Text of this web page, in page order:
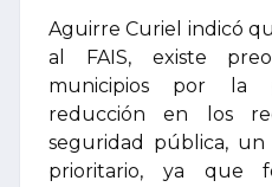
Aguirre Curiel indicó
al FAIS, existe
municipios por la
reducción en los
seguridad pública,
prioritario, ya que